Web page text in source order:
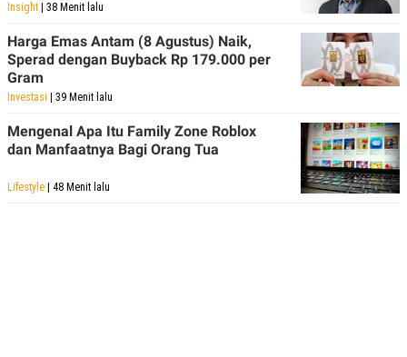
Insight | 38 Menit lalu
Harga Emas Antam (8 Agustus) Naik,
Sperad dengan Buyback Rp 179.000 per
Gram
Investasi | 39 Menit lalu
Mengenal Apa Itu Family Zone Roblox
dan Manfaatnya Bagi Orang Tua
Lifestyle | 48 Menit lalu